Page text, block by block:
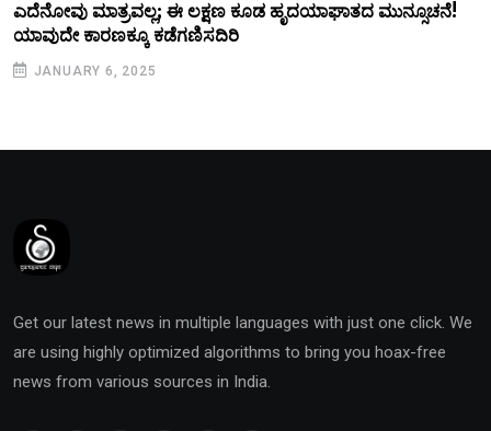
ಎದೆನೋವು ಮಾತ್ರವಲ್ಲ; ಈ ಲಕ್ಷಣ ಕೂಡ ಹೃದಯಾಘಾತದ ಮುನ್ಸೂಚನೆ!
ಯಾವುದೇ ಕಾರಣಕ್ಕೂ ಕಡೆಗಣಿಸದಿರಿ
JANUARY 6, 2025
Get our latest news in multiple languages with just one click. We
are using highly optimized algorithms to bring you hoax-free
news from various sources in India.